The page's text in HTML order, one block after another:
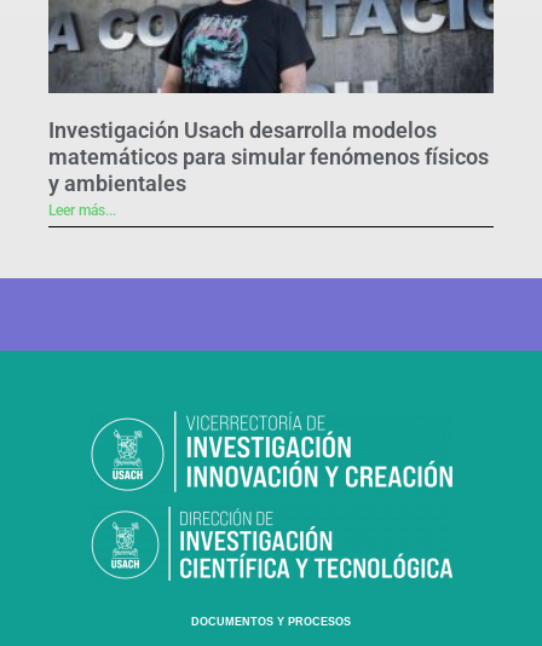
Investigación Usach desarrolla modelos
matemáticos para simular fenómenos físicos
y ambientales
Leer más...
DOCUMENTOS Y PROCESOS